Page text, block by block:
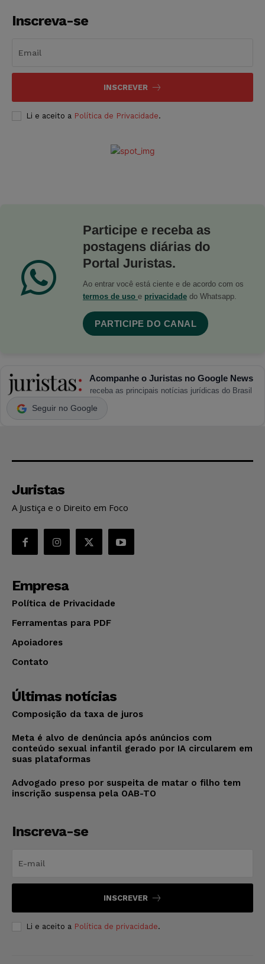
Inscreva-se
INSCREVER
Li e aceito a Política de Privacidade.
Participe e receba as
postagens diárias do
Portal Juristas.
Ao entrar você está ciente e de acordo com os
termos de uso e privacidade do Whatsapp.
PARTICIPE DO CANAL
Acompanhe o Juristas no Google News
receba as principais notícias jurídicas do Brasil
Seguir no Google
Juristas
A Justiça e o Direito em Foco
Empresa
Política de Privacidade
Ferramentas para PDF
Apoiadores
Contato
Últimas notícias
Composição da taxa de juros
Meta é alvo de denúncia após anúncios com
conteúdo sexual infantil gerado por IA circularem em
suas plataformas
Advogado preso por suspeita de matar o filho tem
inscrição suspensa pela OAB-TO
Inscreva-se
INSCREVER
Li e aceito a Política de privacidade.